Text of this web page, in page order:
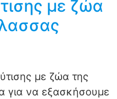
με ζώα
με ζώα της
για να εξασκήσουμε